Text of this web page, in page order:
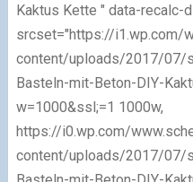
Kaktus Kette " data-recalc-
srcset="https://i1.wp.com/
content/uploads/2017/07/
Basteln-mit-Beton-DIY-
w=1000&ssl;=1 1000w,
https://i0.wp.com/
content/uploads/2017/07/